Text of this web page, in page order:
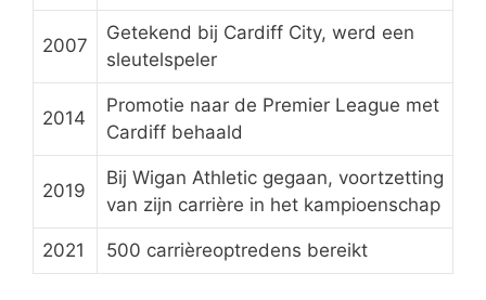
2007
Getekend bij Cardiff City, werd een
sleutelspeler
2014
Promotie naar de Premier League met
Cardiff behaald
2019
Bij Wigan Athletic gegaan, voortzetting
van zijn carrière in het kampioenschap
2021 500 carrièreoptredens bereikt